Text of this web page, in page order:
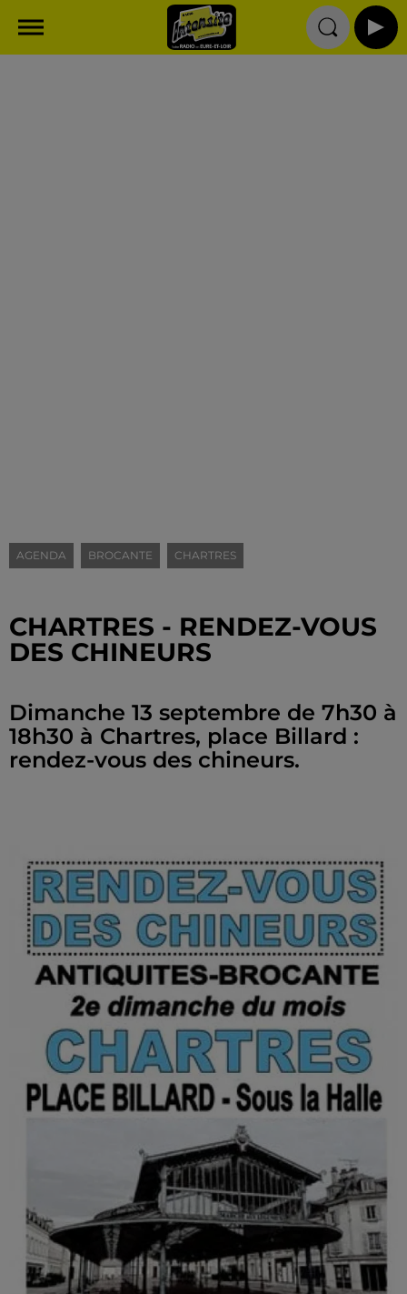
AGENDA BROCANTE CHARTRES
CHARTRES - RENDEZ-VOUS
DES CHINEURS
Dimanche 13 septembre de 7h30 à
18h30 à Chartres, place Billard :
rendez-vous des chineurs.